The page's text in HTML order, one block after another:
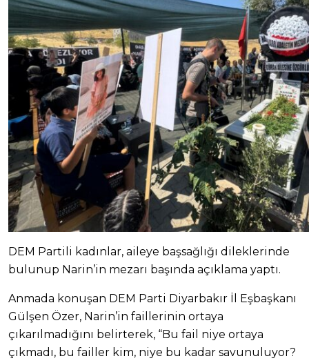
DEM Partili kadınlar, aileye başsağlığı dileklerinde
bulunup Narin’in mezarı başında açıklama yaptı.
Anmada konuşan DEM Parti Diyarbakır İl Eşbaşkanı
Gülşen Özer, Narin’in faillerinin ortaya
çıkarılmadığını belirterek, “Bu fail niye ortaya
çıkmadı, bu failler kim, niye bu kadar savunuluyor?